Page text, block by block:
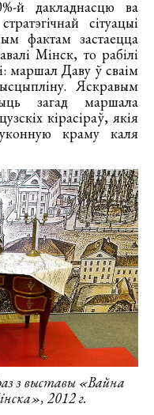
й дакладнасцю ва
сітуацыі
фактам застаецца
Мінск, то рабілі
маршал Даву ў сваім
Яскравым
загад маршала
кірасіраў, якія
краму каля
з выставы «Вайна
2012 г.